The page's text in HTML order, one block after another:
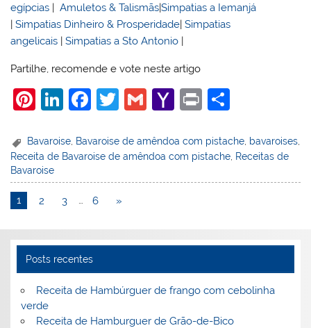
egípcias |Amuletos & Talismãs|Simpatias a Iemanjá
|Simpatias Dinheiro & Prosperidade|Simpatias
angelicais |Simpatias a Sto Antonio |
Partilhe, recomende e vote neste artigo
Pi
er
e
st
Li
k
e
dI
n
F
c
e
b
o
k
T
itt
er
G
ai
l
Y
h
o
o
Pr
t
ar
e
Bavaroise, Bavaroise de amêndoa com pistache, bavaroises,
Receita de Bavaroise de amêndoa com pistache Receitas de
Bavaroise
1 2 3 … 6 »
Posts recentes
Receita de Hambúrguer de frango com cebolinha
verde
Receita de Hamburguer de Grão-de-Bico